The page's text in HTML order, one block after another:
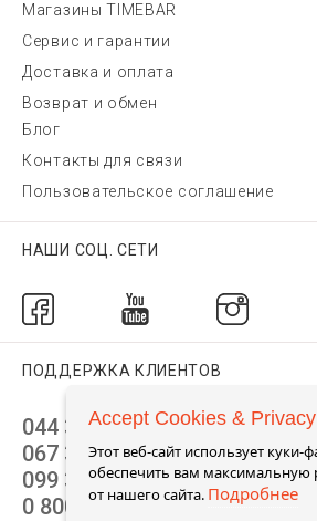
Магазины TIMEBAR
Сервис и гарантии
Доставка и оплата
Возврат и обмен
Блог
Контакты для связи
Пользовательское соглашение
НАШИ СОЦ. СЕТИ
ПОДДЕРЖКА КЛИЕНТОВ
044 392 44 45
067 344 14 44 (viber)
099 399 23 80
0 800 305 805
Accept Cookies &
Этот веб-сайт использует куки-
обеспечить вам максимальную
от нашего сайта. Подробнее